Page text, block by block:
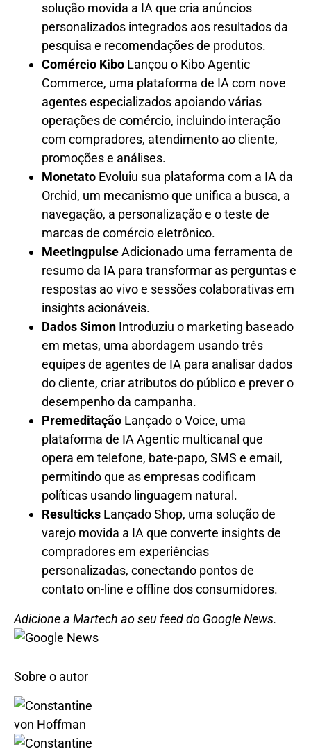
solução movida a IA que cria anúncios
personalizados integrados aos resultados da
pesquisa e recomendações de produtos.
Comércio Kibo Lançou o Kibo Agentic
Commerce, uma plataforma de IA com nove
agentes especializados apoiando várias
operações de comércio, incluindo interação
com compradores, atendimento ao cliente,
promoções e análises.
Monetato Evoluiu sua plataforma com a IA da
Orchid, um mecanismo que unifica a busca, a
navegação, a personalização e o teste de
marcas de comércio eletrônico.
MeetingpulseAdicionado uma ferramenta de
resumo da IA ​​para transformar as perguntas e
respostas ao vivo e sessões colaborativas em
insights acionáveis.
Dados Simon Introduziu o marketing baseado
em metas, uma abordagem usando três
equipes de agentes de IA para analisar dados
do cliente, criar atributos do público e prever o
desempenho da campanha.
Premeditação Lançado o Voice, uma
plataforma de IA Agentic multicanal que
opera em telefone, bate-papo, SMS e email,
permitindo que as empresas codificam
políticas usando linguagem natural.
Resulticks Lançado Shop, uma solução de
varejo movida a IA que converte insights de
compradores em experiências
personalizadas, conectando pontos de
contato on-line e offline dos consumidores.
Adicione a Martech ao seu feed do Google News.
Sobre o autor